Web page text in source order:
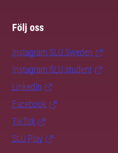
Följ oss
Instagram SLU.Sweden
Instagram SLU.student
LinkedIn
Facebook
TikTok
SLU Play